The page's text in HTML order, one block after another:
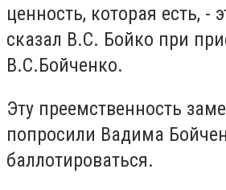
ценность, которая есть, -
сказал В.С. Бойко при
В.С.Бойченко.
Эту преемственность
попросили Вадима
баллотироваться.